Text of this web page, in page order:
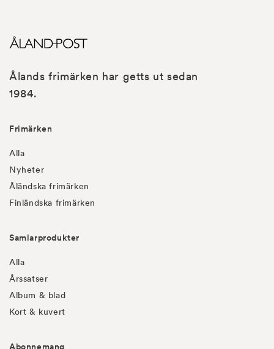
Ålands frimärken har getts ut sedan
1984.
Frimärken
Alla
Nyheter
Åländska frimärken
Finländska frimärken
Samlarprodukter
Alla
Årssatser
Album & blad
Kort & kuvert
Abonnemang